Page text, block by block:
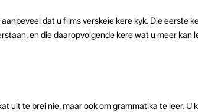
dat u films verskeie kere kyk. Die eerste
en die daaropvolgende kere wat u meer kan
uit te brei nie, maar ook om grammatika te leer. U